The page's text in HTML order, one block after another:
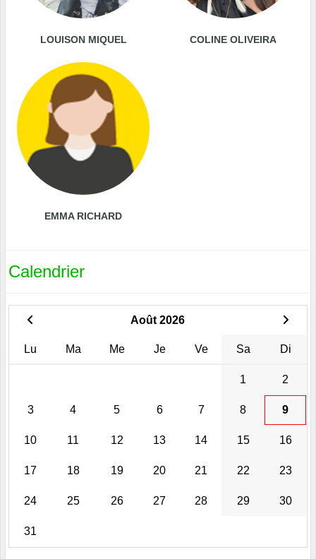
LOUISON MIQUEL COLINE OLIVEIRA
EMMA RICHARD
Calendrier
Août 2026
Lu Ma Me Je Ve Sa Di
1 2
3 4 5 6 7 8 9
10 11 12 13 14 15 16
17 18 19 20 21 22 23
24 25 26 27 28 29 30
31